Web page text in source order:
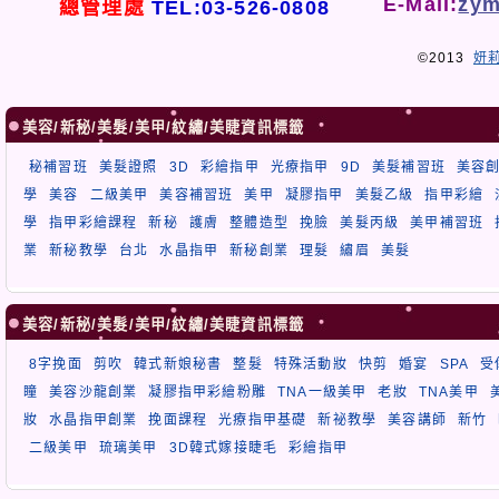
總管理處 TEL:03-526-0808
©2013 妍
美容/新秘/美髮/美甲/紋繡/美睫資訊標籤
秘補習班 美髮證照 3D 彩繪指甲 光療指甲 9D 美髮補習班
美容
學
美容 二級美甲 美容補習班 美甲 凝膠指甲 美髮乙級 指甲彩繪
學
指甲彩繪課程 新秘 護膚 整體造型 挽臉 美髮丙級 美甲補習班
業
新秘教學 台北 水晶指甲 新秘創業 理髮 繡眉 美髮
美容/新秘/美髮/美甲/紋繡/美睫資訊標籤
8字挽面 剪吹 韓式新娘秘書 整髮 特殊活動妝 快剪 婚宴 SPA
受
瞳
美容沙龍創業 凝膠指甲彩繪粉雕 TNA一級美甲 老妝 TNA美甲
妝
水晶指甲創業 挽面課程 光療指甲基礎 新祕教學 美容講師 新竹
二級美甲
琉璃美甲 3D韓式嫁接睫毛 彩繪指甲